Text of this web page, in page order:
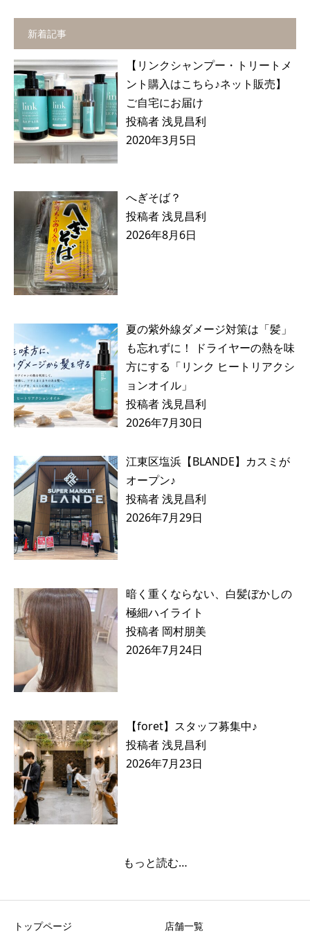
新着記事
【リンクシャンプー・トリートメ
ント購入はこちら♪ネット販売】
ご自宅にお届け
投稿者 浅見昌利
2020年3月5日
へぎそば？
投稿者 浅見昌利
2026年8月6日
夏の紫外線ダメージ対策は「髪」
も忘れずに！ ドライヤーの熱を味
方にする「リンク ヒートリアクシ
ョンオイル」
投稿者 浅見昌利
2026年7月30日
江東区塩浜【BLANDE】カスミが
オープン♪
投稿者 浅見昌利
2026年7月29日
暗く重くならない、白髪ぼかしの
極細ハイライト
投稿者 岡村朋美
2026年7月24日
【foret】スタッフ募集中♪
投稿者 浅見昌利
2026年7月23日
もっと読む…
トップページ 店舗一覧